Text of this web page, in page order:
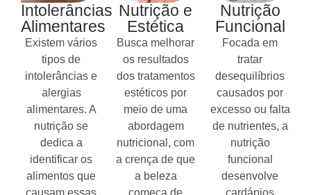
Intolerâncias
Alimentares
Existem vários
tipos de
intolerâncias e
alergias
alimentares. A
nutrição se
dedica a
identificar os
alimentos que
causam essas
Nutrição e
Estética
Busca melhorar
os resultados
dos tratamentos
estéticos por
meio de uma
abordagem
nutricional, com
a crença de que
a beleza
começa de
Nutrição
Funcional
Focada em
tratar
desequilíbrios
causados por
excesso ou falta
de nutrientes, a
nutrição
funcional
desenvolve
cardápios